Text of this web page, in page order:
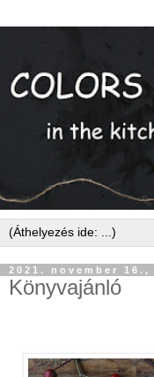
2021. november 16.,
Könyvajánló